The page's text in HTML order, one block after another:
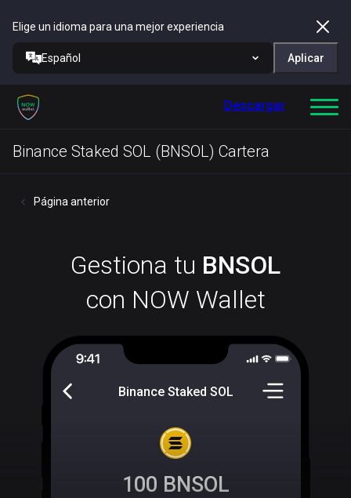
Elige un idioma para una mejor experiencia
Español Aplicar
Descargar
Binance Staked SOL (BNSOL) Cartera
Página anterior
Gestiona tu BNSOL
con NOW Wallet
Binance Staked SOL
100 BNSOL